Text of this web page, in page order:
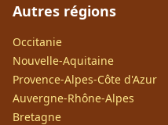
Autres régions
Occitanie
Nouvelle-Aquitaine
Provence-Alpes-Côte d'Azur
Auvergne-Rhône-Alpes
Bretagne